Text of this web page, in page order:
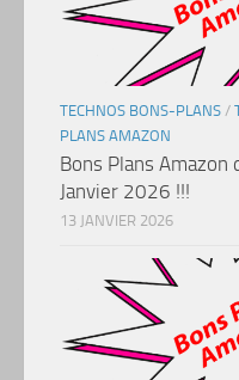
TECHNOS BONS-PLANS /
PLANS AMAZON
Bons Plans Amazon
Janvier 2026 !!!
13 JANVIER 2026